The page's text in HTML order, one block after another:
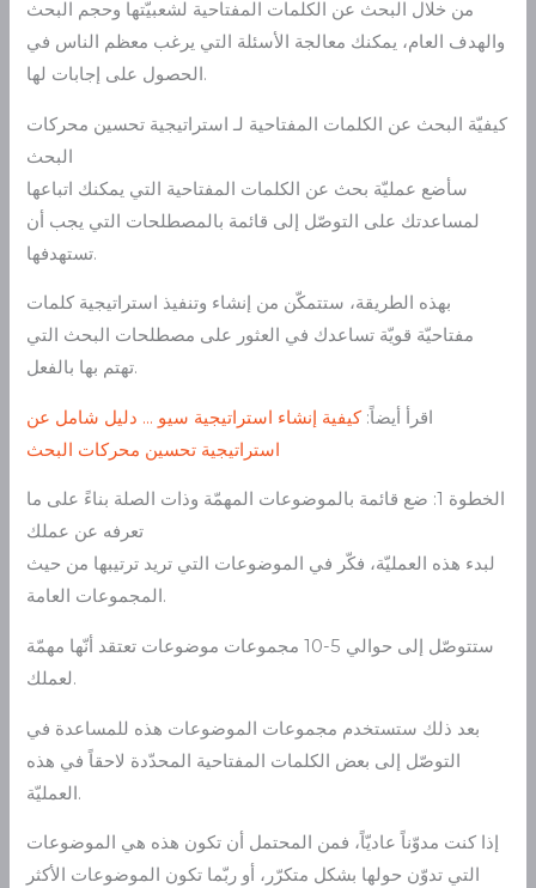
من خلال البحث عن الكلمات المفتاحية لشعبيّتها وحجم البحث
والهدف العام، يمكنك معالجة الأسئلة التي يرغب معظم الناس في
الحصول على إجابات لها.
كيفيّة البحث عن الكلمات المفتاحية لـ استراتيجية تحسين محركات
البحث
سأضع عمليّة بحث عن الكلمات المفتاحية التي يمكنك اتباعها
لمساعدتك على التوصّل إلى قائمة بالمصطلحات التي يجب أن
تستهدفها.
بهذه الطريقة، ستتمكّن من إنشاء وتنفيذ استراتيجية كلمات
مفتاحيّة قويّة تساعدك في العثور على مصطلحات البحث التي
تهتم بها بالفعل.
اقرأ أيضاً:كيفية إنشاء استراتيجية سيو … دليل شامل عن
استراتيجية تحسين محركات البحث
الخطوة 1: ضع قائمة بالموضوعات المهمّة وذات الصلة بناءً على ما
تعرفه عن عملك
لبدء هذه العمليّة، فكّر في الموضوعات التي تريد ترتيبها من حيث
المجموعات العامة.
ستتوصّل إلى حوالي 5-10 مجموعات موضوعات تعتقد أنّها مهمّة
لعملك.
بعد ذلك ستستخدم مجموعات الموضوعات هذه للمساعدة في
التوصّل إلى بعض الكلمات المفتاحية المحدّدة لاحقاً في هذه
العمليّة.
إذا كنت مدوّناً عاديّاً، فمن المحتمل أن تكون هذه هي الموضوعات
التي تدوّن حولها بشكل متكرّر، أو ربّما تكون الموضوعات الأكثر